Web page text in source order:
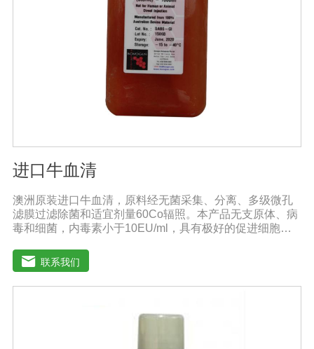
进口牛血清
澳洲原装进口牛血清，原料经无菌采集、分离、多级微孔
滤膜过滤除菌和适宜剂量60Co辐照。本产品无支原体、病
毒和细菌，内毒素小于10EU/ml，具有极好的促进细胞增
官的分离、培养及单克隆抗体的制备和疫苗的研制及生
产。质量标准：符合《中华人民共和国兽药典》2020版、
欧洲药典、美国药典质量标准。规格：500ml/瓶保
步解冻法（ -20℃→2-8℃→ 室温），可减少沉淀的产生使
联系我们